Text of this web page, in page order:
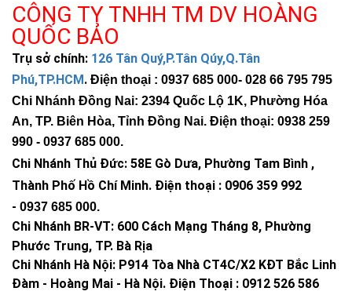
CÔNG TY TNHH TM DV HOÀNG
QUỐC BẢO
Trụ sở chính: 126 Tân Quý,P.Tân Qúy,Q.Tân
Phú,TP.HCM. Điện thoại : 0937 685 000- 028 66 795 795
Chi Nhánh Đồng Nai: 2394 Quốc Lộ 1K, Phường Hóa
An, TP. Biên Hòa, Tỉnh Đồng Nai. Điện thoại: 0938 259
990 - 0937 685 000.
Chi Nhánh Thủ Đức: 58E Gò Dưa, Phường Tam Bình ,
Thành Phố Hồ Chí Minh. Điện thoại : 0906 359 992
- 0937 685 000.
Chi Nhánh BR-VT: 600 Cách Mạng Tháng 8, Phường
Phước Trung, TP. Bà Rịa
Chi Nhánh Hà Nội: P914 Tòa Nhà CT4C/X2 KĐT Bắc Linh
Đàm - Hoàng Mai - Hà Nội. Điện Thoại : 0912 526 586